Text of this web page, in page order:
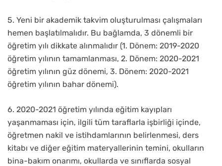
5. Yeni bir akademik takvim oluşturulması çalışmaları
hemen başlatılmalıdır. Bu bağlamda, 3 dönemli bir
öğretim yılı dikkate alınmalıdır (1. Dönem: 2019-2020
öğretim yılının tamamlanması, 2. Dönem: 2020-2021
öğretim yılının güz dönemi, 3. Dönem: 2020-2021
öğretim yılının bahar dönemi).
6. 2020-2021 öğretim yılında eğitim kayıpları
yaşanmaması için, ilgili tüm taraflarla işbirliği içinde,
öğretmen nakil ve istihdamlarının belirlenmesi, ders
kitabı ve diğer eğitim materyallerinin temini, okulların
bina-bakım onarımı, okullarda ve sınıflarda sosyal